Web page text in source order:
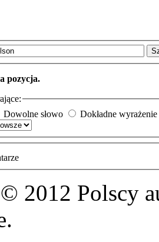
pozycja.
Dowolne słowo
Dokładne wyrażenie
2012 Polscy